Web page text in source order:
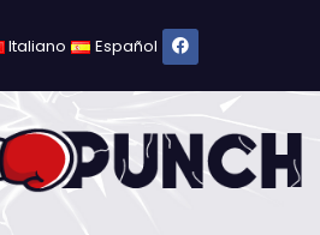
Italiano Español